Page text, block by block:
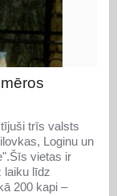
trīs valsts
Loginu un
vietas ir
laiku līdz
200 kapi –